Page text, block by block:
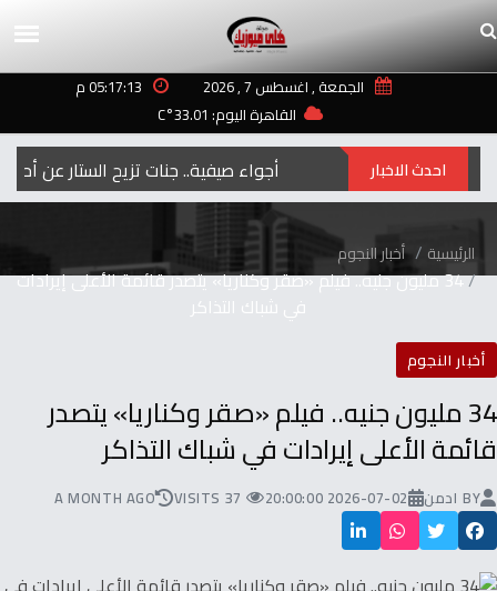
الجمعة , اغسطس 7 , 2026
05:17:13 م
القاهرة اليوم: 33.01°C
احدث الاخبار
الرئيسية أخبار النجوم
34 مليون جنيه.. فيلم «صقر وكناريا» يتصدر قائمة الأعلى إيرادات
في شباك التذاكر
أخبار النجوم
34 مليون جنيه.. فيلم «صقر وكناريا» يتصدر
قائمة الأعلى إيرادات في شباك التذاكر
BY ادمن 2026-07-02 20:00:00
37 VISITS
A MONTH AGO